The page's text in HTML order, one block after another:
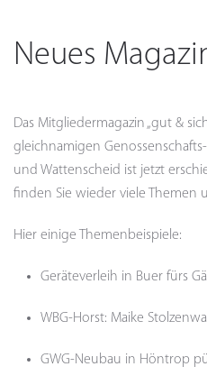
Neues
Das Mitgliedermagazin „gut &
gleichnamigen
und Wattenscheid ist jetzt
finden Sie wieder viele Themen
Hier einige Themenbeispiele:
Geräteverleih in Buer fürs
WBG-Horst: Maike
GWG-Neubau in Höntrop